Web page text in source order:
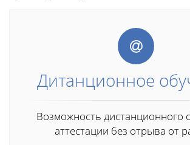
Дитанционное
Возможность дистанционного
аттестации без отрыва от